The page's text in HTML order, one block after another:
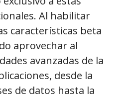
Al habilitar
características beta
aprovechar al
avanzadas de la
desde la
de datos hasta la